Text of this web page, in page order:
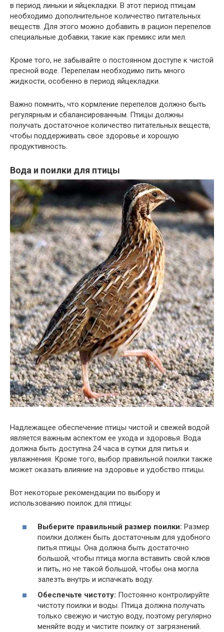
в период линьки и яйцекладки. В этот период птицам
необходимо дополнительное количество питательных
веществ. Для этого можно добавить в рацион перепелов
специальные добавки, такие как премикс или мел.
Кроме того, не забывайте о постоянном доступе к чистой
пресной воде. Перепелам необходимо пить много
жидкости, особенно в период яйцекладки.
Важно помнить, что кормление перепелов должно быть
регулярным и сбалансированным. Птицы должны
получать достаточное количество питательных веществ,
чтобы поддерживать свое здоровье и хорошую
продуктивность.
Вода и поилки для птицы
Надлежащее обеспечение птицы чистой и свежей водой
является важным аспектом ее ухода и здоровья. Вода
должна быть доступна 24 часа в сутки для питья и
увлажнения. Кроме того, выбор правильной поилки также
может оказать влияние на здоровье и удобство птицы.
Вот некоторые рекомендации по выбору и
использованию поилок для птицы:
Выберите правильный размер поилки: Размер
поилки должен быть достаточным для удобного
питья птицы. Она должна быть достаточно
большой, чтобы птица могла вставить свой клюв
и пить, но не такой большой, чтобы она могла
залезть внутрь и испачкать воду.
Обеспечьте чистоту: Постоянно контролируйте
чистоту поилки и воды. Птица должна получать
только свежую и чистую воду, поэтому регулярно
меняйте воду и чистите поилку от загрязнений.